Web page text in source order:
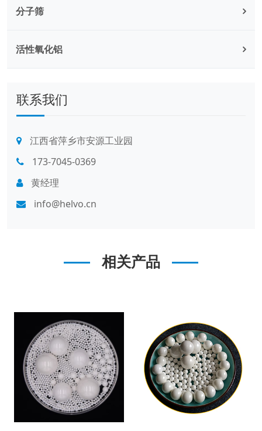
分子筛
活性氧化铝
联系我们
江西省萍乡市安源工业园
173-7045-0369
黄经理
info@helvo.cn
相关产品